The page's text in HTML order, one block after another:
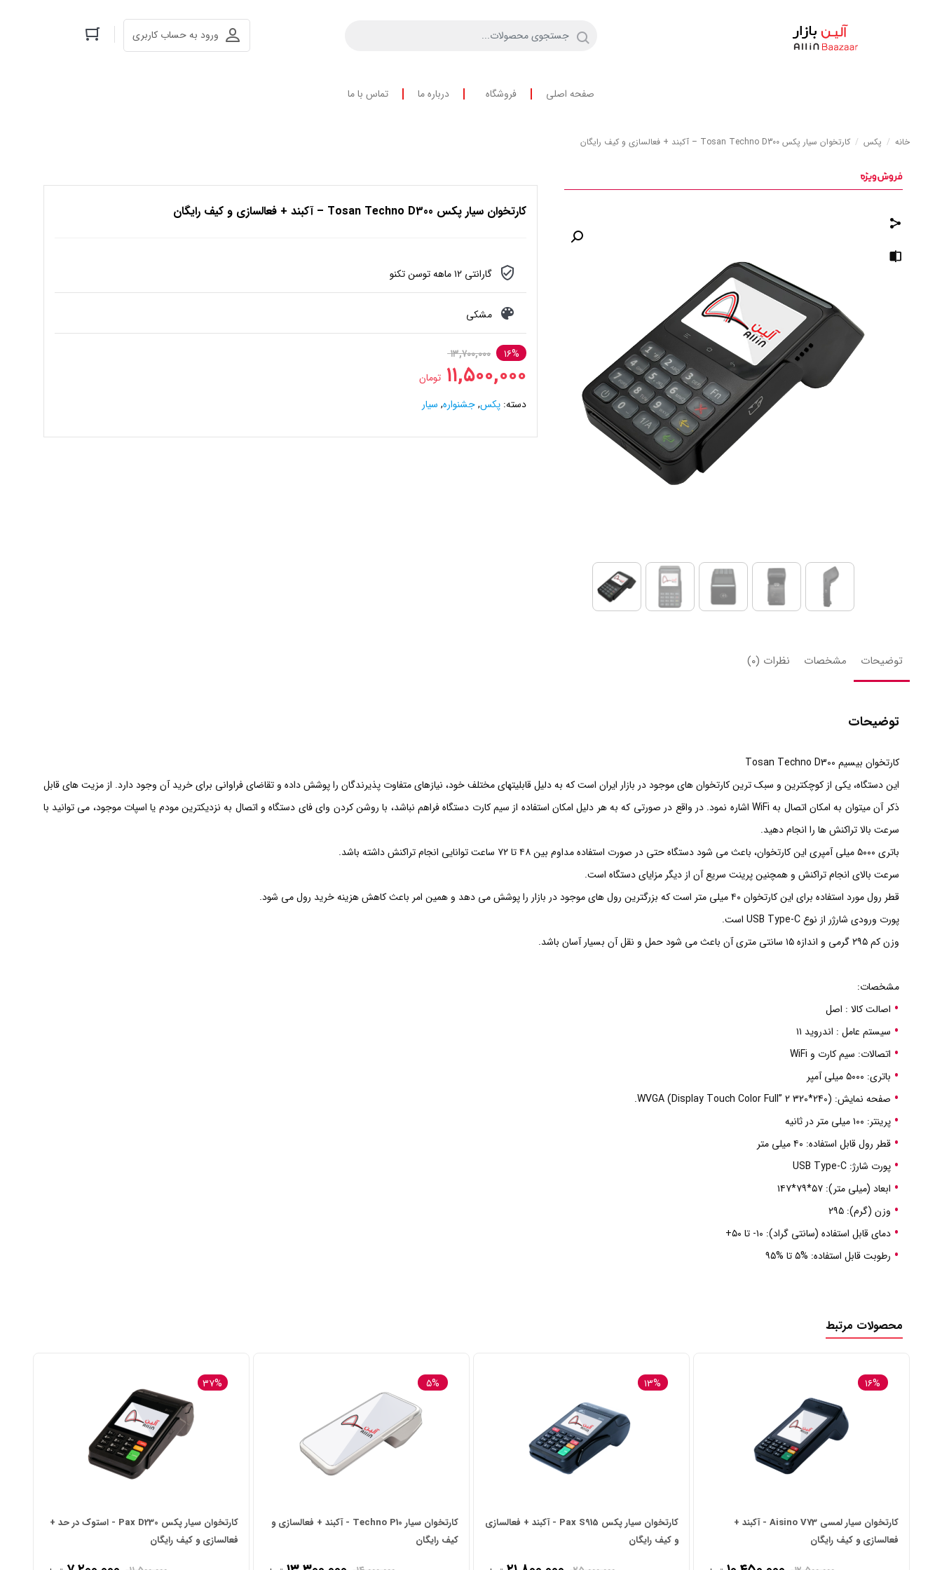
ورود به حساب کاربری
صفحه اصلی فروشگاه درباره ما تماس با ما
خانه / پکس / کارتخوان سیار پکس Tosan Techno D300 – آکبند + فعالسازی و کیف رایگان
کارتخوان سیار پکس Tosan Techno D300 – آکبند + فعالسازی و کیف رایگان
گارانتی ۱۲ ماهه توسن تکنو
مشکی
۱۶% ۱۳,۷۰۰,۰۰۰
۱۱,۵۰۰,۰۰۰ تومان
دسته: پکس,جشنواره, سیار
توضیحات مشخصات نظرات (۰)
توضیحات
کارتخوان بیسیم Tosan Techno D300
این دستگاه، یکی از کوچکترین و سبک ترین کارتخوان های موجود در بازار ایران است که به دلیل قابلیت­های مختلف خود، نیازهای متفاوت پذیرندگان را پوشش داده و تقاضای فراوانی برای خرید آن وجود دارد. از مزیت های قابل
ذکر آن می­توان به امکان اتصال به WiFi اشاره نمود. در واقع در صورتی که به هر دلیل امکان استفاده از سیم کارت دستگاه فراهم نباشد، با روشن کردن وای فای دستگاه و اتصال به نزدیکترین مودم یا اسپات موجود، می توانید با
سرعت بالا تراکنش ها را انجام دهید.
باتری ۵۰۰۰ میلی آمپری این کارتخوان، باعث می شود دستگاه حتی در صورت استفاده مداوم بین ۴۸ تا ۷۲ ساعت توانایی انجام تراکنش داشته باشد.
سرعت بالای انجام تراکنش و همچنین پرینت سریع آن از دیگر مزایای دستگاه است.
قطر رول مورد استفاده برای این کارتخوان ۴۰ میلی متر است که بزرگترین رول های موجود در بازار را پوشش می دهد و همین امر باعث کاهش هزینه خرید رول می شود.
پورت ورودی شارژر از نوع USB Type-C است.
وزن کم ۲۹۵ گرمی و اندازه ۱۵ سانتی متری آن باعث می شود حمل و نقل آن بسیار آسان باشد.
مشخصات:
اصالت کالا : اصل
سیستم عامل : اندروید ۱۱
اتصالات: سیم کارت و WiFi
باتری: ۵۰۰۰ میلی آمپر
صفحه نمایش: (240*320 WVGA (Display Touch Color Full” 2.
پرینتر: ۱۰۰ میلی متر در ثانیه
قطر رول قابل استفاده: ۴۰ میلی متر
پورت شارژ: USB Type-C
ابعاد (میلی متر): ۵۷*۷۹*۱۴۷
وزن (گرم): ۲۹۵
دمای قابل استفاده (سانتی گراد): ۱۰- تا ۵۰+
رطوبت قابل استفاده: %۵ تا %۹۵
محصولات مرتبط
کارتخوان سیار لمسی Aisino V73 - آکبند +
فعالسازی و کیف رایگان
۱۶%
کارتخوان سیار پکس Pax S915 - آکبند + فعالسازی
و کیف رایگان
۱۳%
کارتخوان سیار Techno P10 - آکبند + فعالسازی و
کیف رایگان
۵%
کارتخوان سیار پکس Pax D230 - استوک در حد +
فعالسازی و کیف رایگان
۳۷%